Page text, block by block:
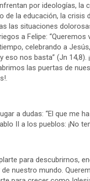
por ideologías, la
de la educación, la
las situaciones
a Felipe:
celebrando a
eso nos basta” (Jn
las puertas de
a dudas: “El que me
II a los pueblos: ¡No
para descubrirnos,
nuestro mundo.